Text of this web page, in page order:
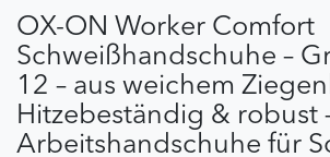
OX-ON Worker Comfort
Schweißhandschuhe –
12 – aus weichem
Hitzebeständig & robust
Arbeitshandschuhe für